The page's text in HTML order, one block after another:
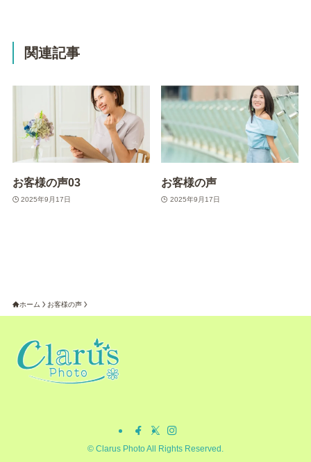
関連記事
お客様の声03
2025年9月17日
お客様の声
2025年9月17日
ホーム お客様の声
© Clarus Photo All Rights Reserved.